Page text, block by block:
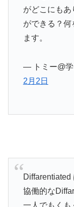
がどこにも
ができる？何
ます。
— トミー@学
2月2日
Diffarentiated
協働的な
一人でもくも